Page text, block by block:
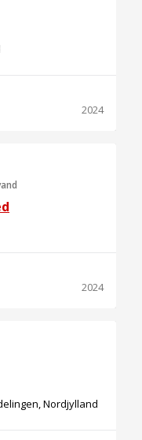
2024
2024
Nordjylland